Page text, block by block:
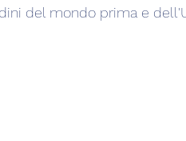
del mondo prima e